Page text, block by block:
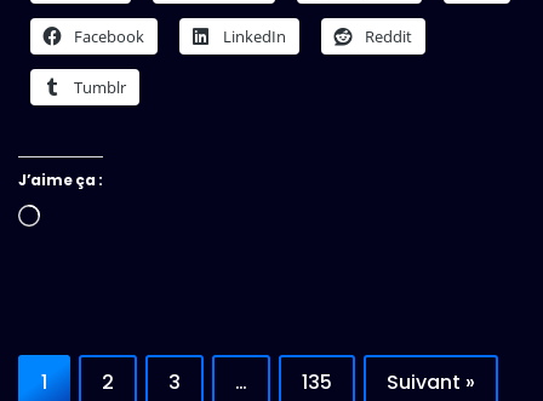
Facebook LinkedIn Reddit
Tumblr
J’aime ça :
Chargement…
1 2 3 … 135 Suivant »